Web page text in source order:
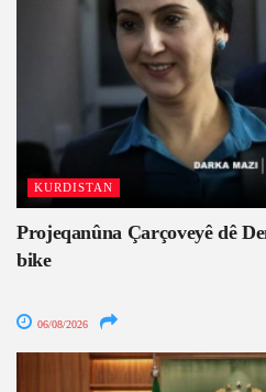
KURDISTAN
Projeqanûna Çarçoveyê dê
bike
06/08/2026